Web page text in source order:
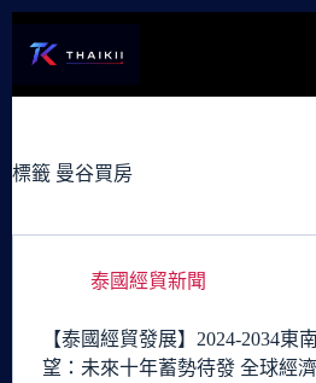
容
標籤 曼谷買房
泰國經貿新聞
【泰國經貿發展】2024-2034東
望：未來十年蓄勢待發 全球經